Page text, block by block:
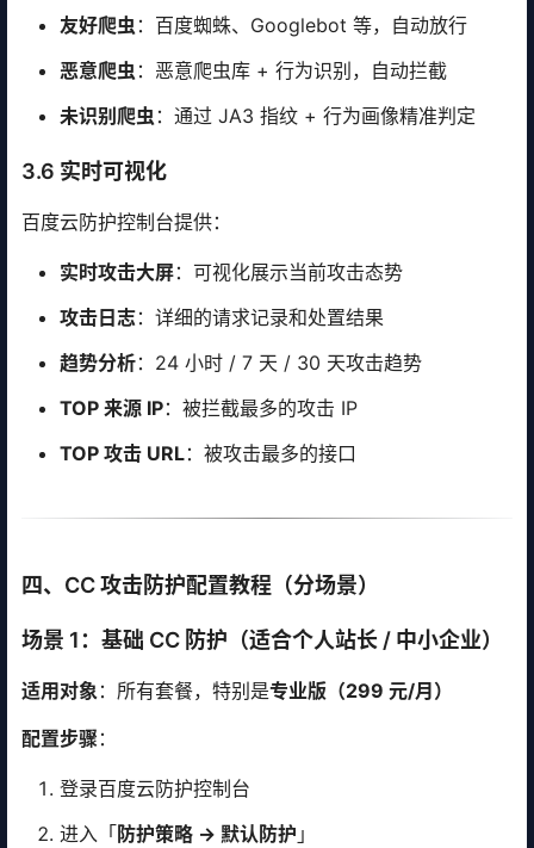
友好爬虫 ：百度蜘蛛、Googlebot 等，自动放行
恶意爬虫 ：恶意爬虫库 + 行为识别，自动拦截
未识别爬虫 ：通过 JA3 指纹 + 行为画像精准判定
3.6 实时可视化
百度云防护控制台提供：
实时攻击大屏：可视化展示当前攻击态势
攻击日志：详细的请求记录和处置结果
趋势分析：24 小时 / 7 天 / 30 天攻击趋势
TOP 来源 IP：被拦截最多的攻击 IP
TOP 攻击 URL：被攻击最多的接口
四、CC 攻击防护配置教程（分场景）
场景 1：基础 CC 防护（适合个人站长 / 中小企业）
适用对象：所有套餐，特别是专业版（299 元/月）
配置步骤 ：
登录百度云防护控制台
进入「 防护策略 → 默认防护 」